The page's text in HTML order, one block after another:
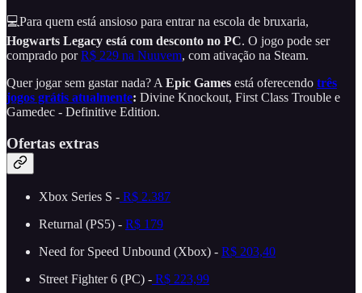
💻Para quem está ansioso para entrar na escola de bruxaria,
Hogwarts Legacy está com desconto no PC. O jogo pode ser
comprado porR$ 229 na Nuuvem, com ativação na Steam.
Quer jogar sem gastar nada? A Epic Games está oferecendo três
jogos grátis atualmente: Divine Knockout, First Class Trouble e
Gamedec - Definitive Edition.
Ofertas extras
Xbox Series S - R$ 2.387
Returnal (PS5) - R$ 179
Need for Speed Unbound (Xbox) - R$ 203,40
Street Fighter 6 (PC) - R$ 223,99